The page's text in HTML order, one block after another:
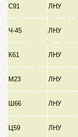
С91 ЛНУ
Ч-45 ЛНУ
К61 ЛНУ
М23 ЛНУ
Ш66 ЛНУ
Ц59 ЛНУ